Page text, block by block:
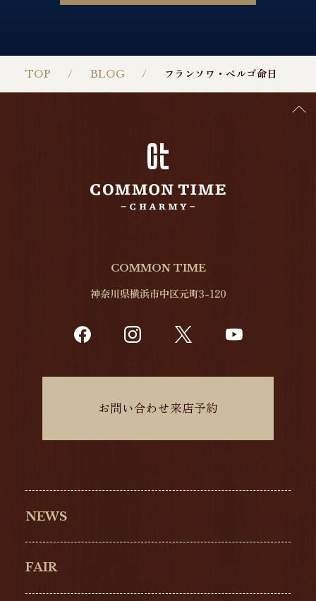
TOP BLOG フランソワ・ペルゴ命日
NEWS
FAIR
COMMON TIME
神奈川県横浜市中区元町3-120
お問い合わせ来店予約